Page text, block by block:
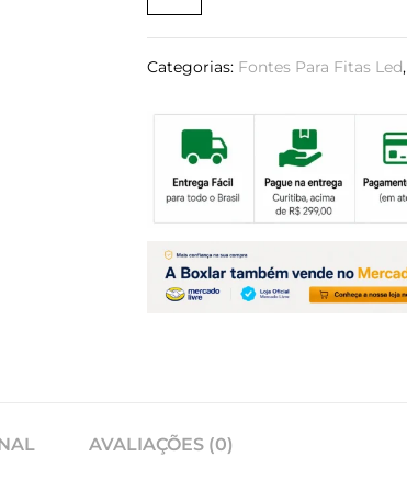
Categorias: Fontes Para Fitas Led,
AVALIAÇÕES (0)